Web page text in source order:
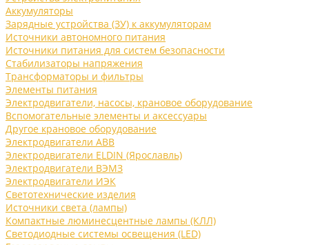
Аккумуляторы
Зарядные устройства (ЗУ) к аккумуляторам
Источники автономного питания
Источники питания для систем безопасности
Стабилизаторы напряжения
Трансформаторы и фильтры
Элементы питания
Электродвигатели, насосы, крановое оборудование
Вспомогательные элементы и аксессуары
Другое крановое оборудование
Электродвигатели ABB
Электродвигатели ELDIN (Ярославль)
Электродвигатели ВЭМЗ
Электродвигатели ИЭК
Светотехнические изделия
Источники света (лампы)
Компактные люминесцентные лампы (КЛЛ)
Светодиодные системы освещения (LED)